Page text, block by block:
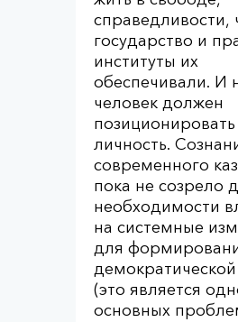
справедливости,
государство и
институты их
обеспечивали. И
человек должен
позиционировать
личность.
современного
пока не созрело
необходимости
на системные
для
(это является
основных